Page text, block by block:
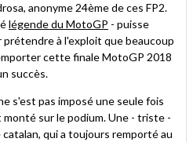
anonyme 24ème de ces FP2.
légende du MotoGP - puisse
à l'exploit que beaucoup
cette finale MotoGP 2018
succès.
s'est pas imposé une seule fois
sur le podium. Une - triste -
qui a toujours remporté au